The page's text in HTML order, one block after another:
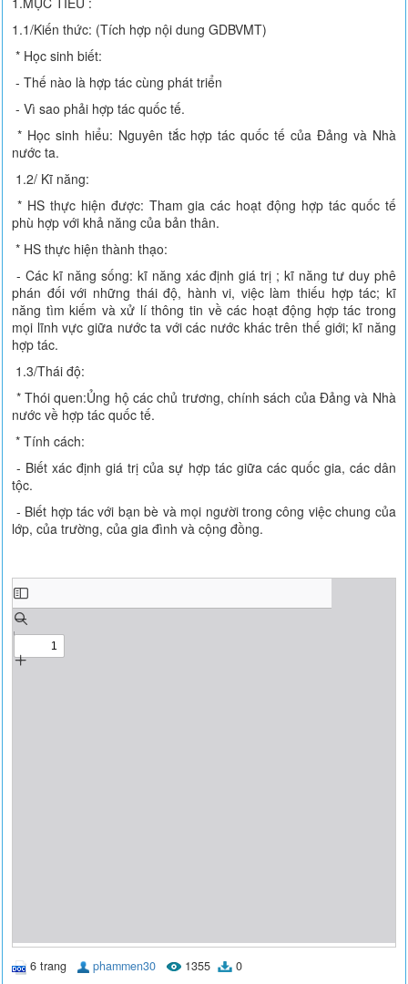
1.1/Kiến thức: (Tích hợp nội dung GDBVMT)
* Học sinh biết:
- Thế nào là hợp tác cùng phát triển
- Vì sao phải hợp tác quốc tế.
* Học sinh hiểu: Nguyên tắc hợp tác quốc tế của Đảng và Nhà
nước ta.
1.2/ Kĩ năng:
* HS thực hiện được: Tham gia các hoạt động hợp tác quốc tế
phù hợp với khả năng của bản thân.
* HS thực hiện thành thạo:
- Các kĩ năng sống: kĩ năng xác định giá trị ; kĩ năng tư duy phê
phán đối với những thái độ, hành vi, việc làm thiếu hợp tác; kĩ
năng tìm kiếm và xử lí thông tin về các hoạt động hợp tác trong
mọi lĩnh vực giữa nước ta với các nước khác trên thế giới; kĩ năng
hợp tác.
1.3/Thái độ:
* Thói quen:Ủng hộ các chủ trương, chính sách của Đảng và Nhà
nước về hợp tác quốc tế.
* Tính cách:
- Biết xác định giá trị của sự hợp tác giữa các quốc gia, các dân
tộc.
- Biết hợp tác với bạn bè và mọi người trong công việc chung của
lớp, của trường, của gia đình và cộng đồng.
6 trang phammen30 1355 0